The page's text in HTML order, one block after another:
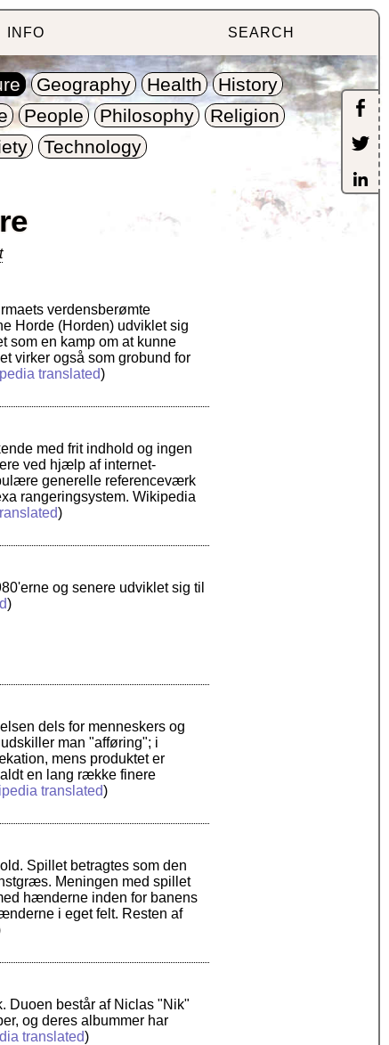
INFO SEARCH
Geography Health
History
People Philosophy
Religion
Technology
verdensberømte
Horde (Horden) udviklet sig
som en kamp om at kunne
virker også som grobund for
translated)
med frit indhold og ingen
ved hjælp af internet-
generelle referenceværk
rangeringsystem. Wikipedia
)
og senere udviklet sig til
)
dels for menneskers og
man "afføring"; i
mens produktet er
en lang række finere
translated)
Spillet betragtes som den
Meningen med spillet
hænderne inden for banens
i eget felt. Resten af
Duoen består af Niclas "Nik"
og deres albummer har
translated)